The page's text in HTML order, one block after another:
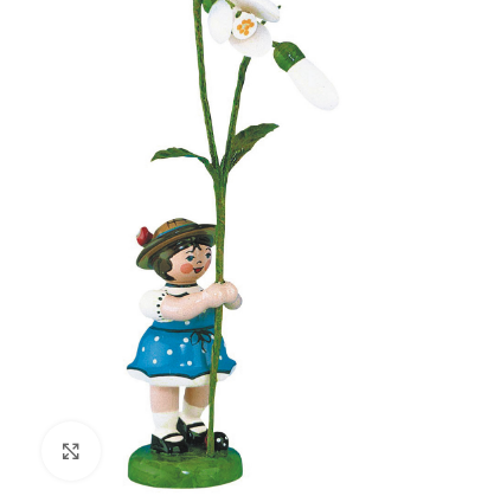
Zum Vergrößern klicken